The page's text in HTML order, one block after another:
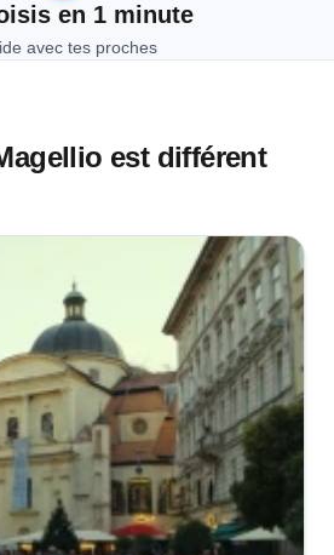
en 1 minute
avec tes proches
est différent